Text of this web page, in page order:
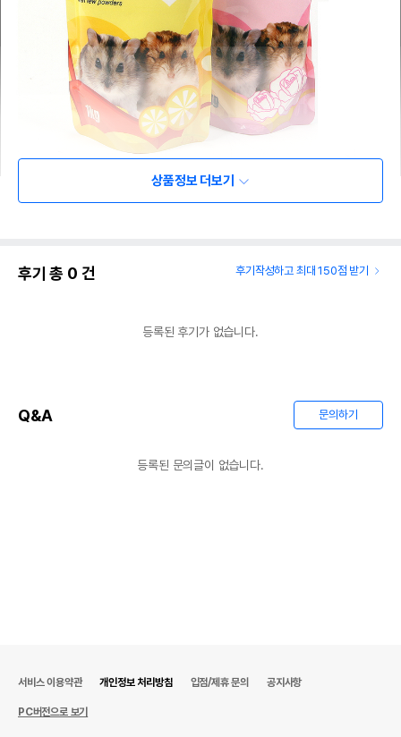
상품정보 더보기
후기 총 0 건 후기작성하고 최대 150점 받기
등록된 후기가 없습니다.
Q&A 문의하기
등록된 문의글이 없습니다.
서비스 이용약관 개인정보 처리방침 입점/제휴 문의 공지사항
PC버전으로 보기